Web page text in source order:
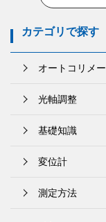
カテゴリで探す
オートコリメ
光軸調整
基礎知識
変位計
測定方法